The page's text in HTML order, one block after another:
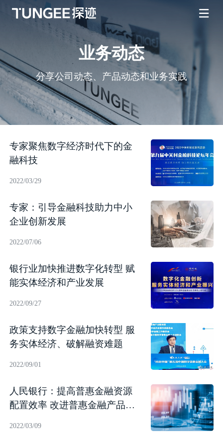
业务动态
分享公司动态、产品动态和业务实践
专家聚焦数字经济时代下的金
融科技
2022/03/29
专家：引导金融科技助力中小
企业创新发展
2022/07/06
银行业加快推进数字化转型 赋
能实体经济和产业发展
2022/09/27
政策支持数字金融加快转型 服
务实体经济、破解融资难题
2022/09/01
人民银行：提高普惠金融资源
配置效率 改进普惠金融产品质
2022/03/09